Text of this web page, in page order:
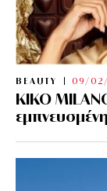
BEAUTY 09/
KIKO